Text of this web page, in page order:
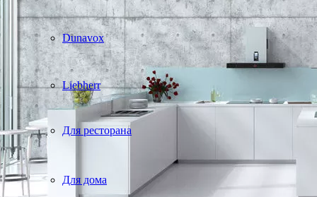
Dunavox
Liebherr
Для ресторана
Для дома